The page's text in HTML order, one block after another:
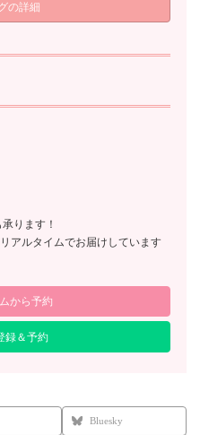
の詳細
ります！
アルタイムでお届けしています
から予約
録＆予約
Bluesky